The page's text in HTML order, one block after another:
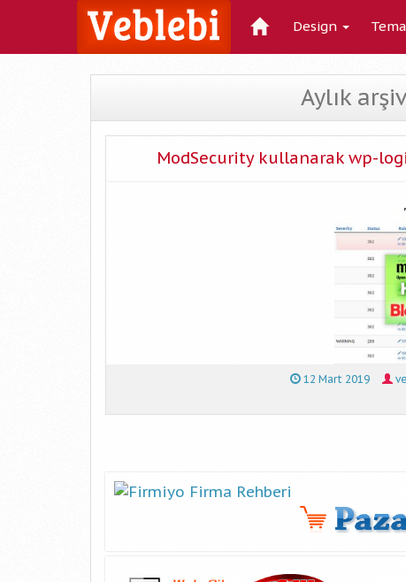
Design
Aylık
ModSecurity kullanarak wp-
12 Mart 2019